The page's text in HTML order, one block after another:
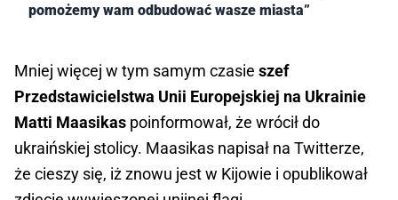
pomożemy wam odbudować wasze miasta”
Mniej więcej w tym samym czasie szef
Przedstawicielstwa Unii Europejskiej na Ukrainie
Matti Maasikas poinformował, że wrócił do
ukraińskiej stolicy. Maasikas napisał na Twitterze,
że cieszy się, iż znowu jest w Kijowie i opublikował